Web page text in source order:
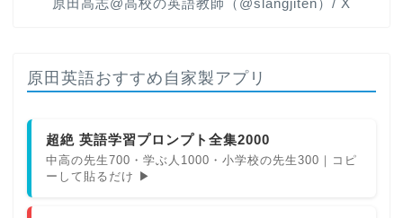
原田高志@高校の英語教師（@slangjiten）/ X
原田英語おすすめ自家製アプリ
超絶 英語学習プロンプト全集2000
中高の先生700・学ぶ人1000・小学校の先生300｜コピ
ーして貼るだけ ▶